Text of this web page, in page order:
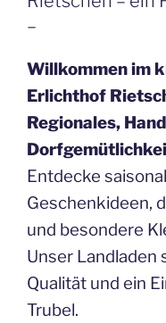
–
Willkommen im
Erlichthof
Regionales,
Entdecke
Geschenkideen,
und besondere
Unser
Qualität und ein
Trubel.